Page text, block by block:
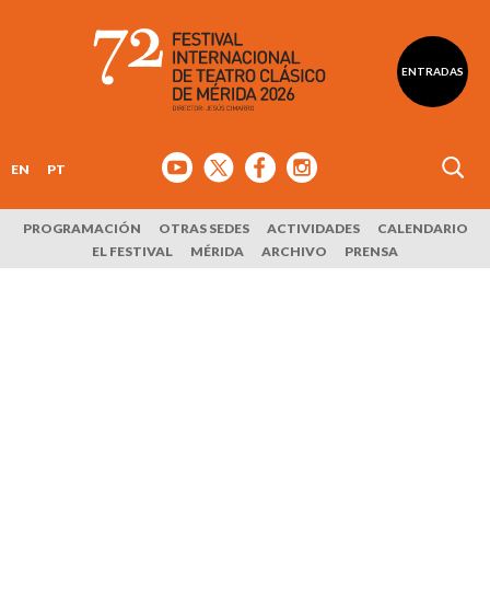
ENTRADAS
EN PT
PROGRAMACIÓN OTRAS SEDES ACTIVIDADES
CALENDARIO
EL FESTIVAL
MÉRIDA ARCHIVO PRENSA